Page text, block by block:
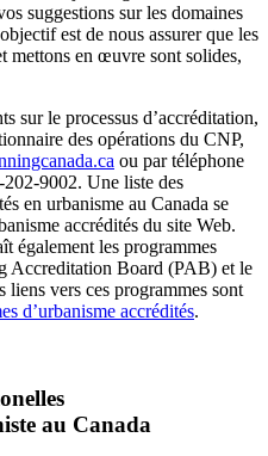
suggestions sur les domaines
est de nous assurer que les
mettons en œuvre sont solides,
sur le processus d’accréditation,
des opérations du CNP,
ou par téléphone
9002. Une liste des
en urbanisme au Canada se
accrédités du site Web.
également les programmes
Accreditation Board (PAB) et le
vers ces programmes sont
d’urbanisme accrédités.
au Canada